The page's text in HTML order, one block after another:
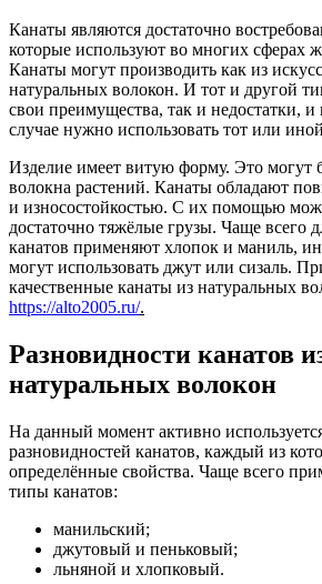
Канаты являются достаточно
которые используют во многих сферах
Канаты могут производить как из
натуральных волокон. И тот и другой
свои преимущества, так и недостатки,
случае нужно использовать тот или
Изделие имеет витую форму. Это могут
волокна растений. Канаты обладают
и износостойкостью. С их помощью
достаточно тяжёлые грузы. Чаще всего
канатов применяют хлопок и маниль,
могут использовать джут или сизаль.
качественные канаты из натуральных
https://alto2005.ru/.
Разновидности канатов
натуральных волокон
На данный момент активно
разновидностей канатов, каждый из
определённые свойства. Чаще всего
типы канатов:
манильский;
джутовый и пеньковый;
льняной и хлопковый.